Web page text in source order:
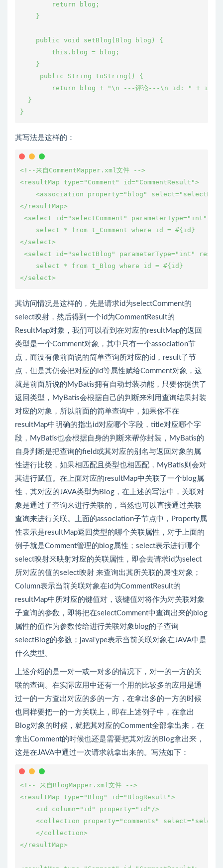
        return blog;
    }
    public void setBlog(Blog blog) {
        this.blog = blog;
    }
     public String toString() {
return blog + "\n ---评论---\n id: " + id
  }
其写法是这样的：
<!--来自CommentMapper.xml文件 -->
<resultMap type="Comment" id="CommentResult">
<association property="blog"
</resultMap>
<select id="selectComment" parameterType="int"
    select * from t_Comment where id = #{id}
</select>
<select id="selectBlog" parameterType="int"
    select * from t_Blog where id = #{id}
其访问情况是这样的，先是请求id为selectComment的
select映射，然后得到一个id为CommentResult的
ResultMap对象，我们可以看到在对应的resultMap的返回
类型是一个Comment对象，其中只有一个association节
点，而没有像前面说的简单查询所对应的id，result子节
点，但是其仍会把对应的id等属性赋给Comment对象，这
就是前面所说的MyBatis拥有自动封装功能，只要你提供了
返回类型，MyBatis会根据自己的判断来利用查询结果封装
对应的对象，所以前面的简单查询中，如果你不在
resultMap中明确的指出id对应哪个字段，title对应哪个字
段，MyBatis也会根据自身的判断来帮你封装，MyBatis的
自身判断是把查询的field或其对应的别名与返回对象的属
性进行比较，如果相匹配且类型也相匹配，MyBatis则会对
其进行赋值。在上面对应的resultMap中关联了一个blog属
性，其对应的JAVA类型为Blog，在上述的写法中，关联对
象是通过子查询来进行关联的，当然也可以直接通过关联
查询来进行关联。上面的association子节点中，Property属
性表示是resultMap返回类型的哪个关联属性，对于上面的
例子就是Comment管理的blog属性；select表示进行哪个
select映射来映射对应的关联属性，即会去请求id为select
所对应的值的select映射 来查询出其所关联的属性对象；
Column表示当前关联对象在id为CommentResult的
resultMap中所对应的键值对，该键值对将作为对关联对象
子查询的参数，即将把在selectComment中查询出来的blog
属性的值作为参数传给进行关联对象blog的子查询
selectBlog的参数；javaType表示当前关联对象在JAVA中是
什么类型。
上述介绍的是一对一或一对多的情况下，对一的一方的关
联的查询。在实际应用中还有一个用的比较多的应用是通
过一的一方查出对应的多的一方，在拿出多的一方的时候
也同样要把一的一方关联上，即在上述例子中，在拿出
Blog对象的时候，就把其对应的Comment全部拿出来，在
拿出Comment的时候也还是需要把其对应的Blog拿出来，
这是在JAVA中通过一次请求就拿出来的。写法如下：
<!-- 来自BlogMapper.xml文件 -->
<resultMap type="Blog" id="BlogResult">
    <id column="id" property="id"/>
<collection property="comments"
    </collection>
</resultMap>